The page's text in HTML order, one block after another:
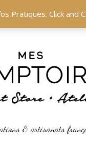
& artisanats
Pratiques. Click and